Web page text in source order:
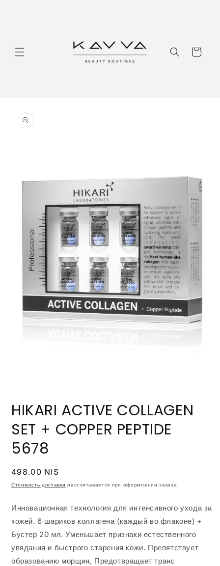
Корзина
информации
о продукте
файлы
1
модальном
окне
HIKARI ACTIVE COLLAGEN
SET + COPPER PEPTIDE
5678
Обычная
цена
498.00 NIS
Стоимость доставки рассчитывается при оформлении заказа.
Инновационная технология для интенсивного ухода за
кожей. 6 шариков коллагена (каждый во флаконе) +
Бустер 20 мл. Уменьшает признаки естественного
увядания и быстрого старения кожи. Препятствует
образованию морщин, Предотвращает транс